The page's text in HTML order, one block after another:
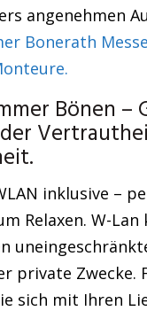
angenehmen
Bonerath
Bönen –
inklusive –
Relaxen. W-Lan
private Zwecke.
sich mit Ihren